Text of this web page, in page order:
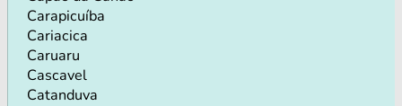
Carapicuíba
Cariacica
Caruaru
Cascavel
Catanduva